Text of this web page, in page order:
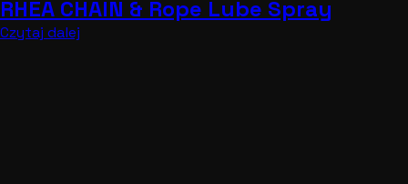
RHEA CHAIN & Rope Lube Spray
Czytaj dalej